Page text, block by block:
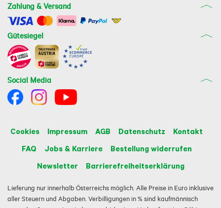
Zahlung & Versand
Gütesiegel
Social Media
Cookies Impressum AGB Datenschutz
Kontakt
FAQ
Jobs & Karriere
Bestellung widerrufen
Newsletter
Barrierefreiheitserklärung
Lieferung nur innerhalb Österreichs möglich. Alle Preise in Euro inklusive
aller Steuern und Abgaben. Verbilligungen in % sind kaufmännisch